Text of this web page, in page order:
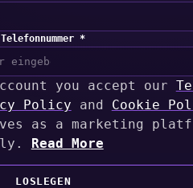
Telefonnummer *
you accept our
Policy and Cookie
as a marketing
Read More
LOSLEGEN